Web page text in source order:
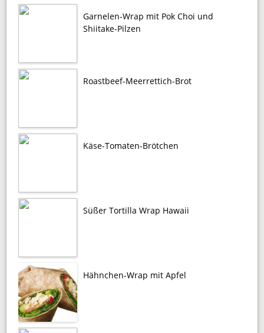
Garnelen-Wrap mit Pok Choi und
Shiitake-Pilzen
Roastbeef-Meerrettich-Brot
Käse-Tomaten-Brötchen
Süßer Tortilla Wrap Hawaii
Hähnchen-Wrap mit Apfel